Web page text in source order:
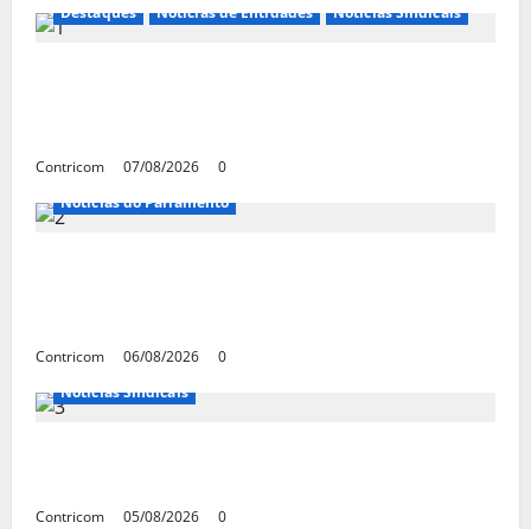
Destaques Notícias de Entidades Notícias Sindicais
Contricom 07/08/2026
0
Notícias do Parlamento
Contricom 06/08/2026
0
Notícias Sindicais
Contricom 05/08/2026 0